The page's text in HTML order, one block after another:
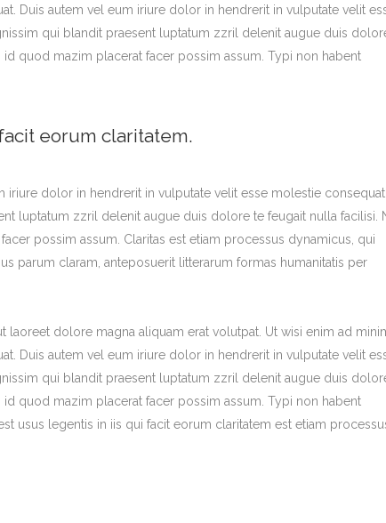
Duis autem vel eum iriure dolor in hendrerit in vulputate velit
qui blandit praesent luptatum zzril delenit augue duis
quod mazim placerat facer possim assum. Typi non habent
eorum claritatem.
iriure dolor in hendrerit in vulputate velit esse molestie
luptatum zzril delenit augue duis dolore te feugait nulla facilisi.
possim assum. Claritas est etiam processus dynamicus, qui
parum claram, anteposuerit litterarum formas humanitatis per
dolore magna aliquam erat volutpat. Ut wisi enim ad
Duis autem vel eum iriure dolor in hendrerit in vulputate velit
qui blandit praesent luptatum zzril delenit augue duis
quod mazim placerat facer possim assum. Typi non habent
usus legentis in iis qui facit eorum claritatem est etiam